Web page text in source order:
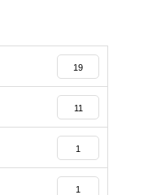
19
11
1
1